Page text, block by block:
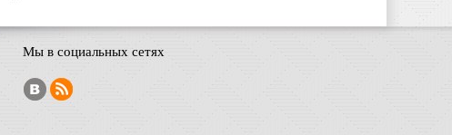
Мы в социальных сетях